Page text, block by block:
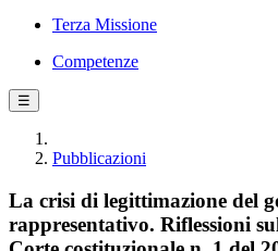
Terza Missione
Competenze
☰
Pubblicazioni
La crisi di legittimazione del
rappresentativo. Riflessioni